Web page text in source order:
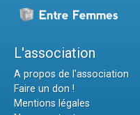
L'association
A propos de l'association
Faire un don !
Mentions légales